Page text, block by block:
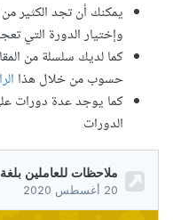
يمكنك أن تجد الكثير
وإختيار الدورة التي
حسوب من خلال هذا
الدورات